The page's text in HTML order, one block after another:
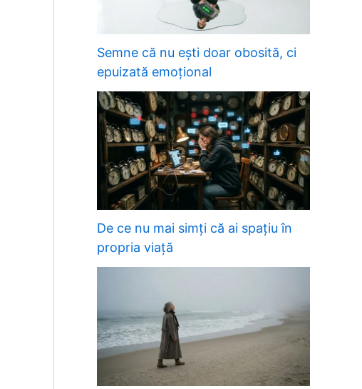
Semne că nu ești doar obosită, ci
epuizată emoțional
De ce nu mai simți că ai spațiu în
propria viață